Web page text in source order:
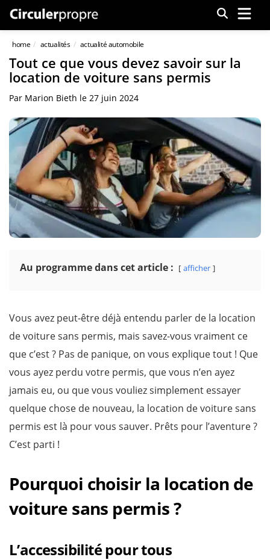
Menu
home actualités actualité automobile
Tout ce que vous devez savoir sur la
location de voiture sans permis
Par Marion Bieth le 27 juin 2024
Au programme dans cet article : afficher
Vous avez peut-être déjà entendu parler de la location
de voiture sans permis, mais savez-vous vraiment ce
que c’est ? Pas de panique, on vous explique tout ! Que
vous ayez perdu votre permis, que vous n’en ayez
jamais eu, ou que vous vouliez simplement essayer
quelque chose de nouveau, la location de voiture sans
permis est là pour vous sauver. Prêts pour l’aventure ?
C’est parti !
Pourquoi choisir la location de
voiture sans permis ?
L’accessibilité pour tous